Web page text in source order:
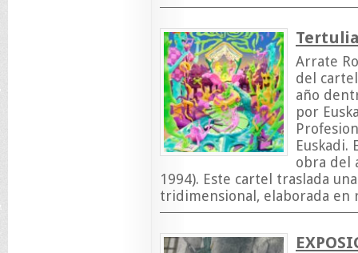
Arrate
del
año
por
Euskadi.
obra del
1994). Este cartel traslada
tridimensional, elaborada